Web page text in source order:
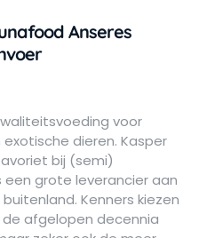
Anseres
voor
dieren. Kasper
bij (semi)
een grote leverancier aan
Kenners kiezen
de afgelopen decennia